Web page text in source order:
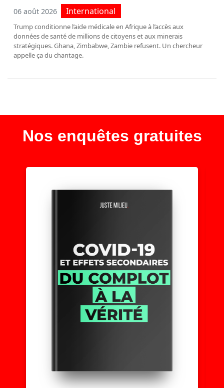
06 août 2026 International
Trump conditionne l’aide médicale en Afrique à l’accès aux
données de santé de millions de citoyens et aux minerais
stratégiques. Ghana, Zimbabwe, Zambie refusent. Un chercheur
appelle ça du chantage.
Nos enquêtes gratuites